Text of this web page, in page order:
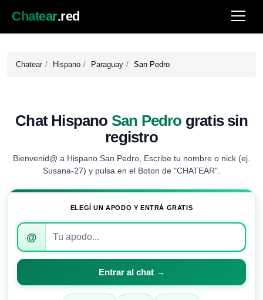
Chatear.red
Chatear Hispano Paraguay San Pedro
Chat Hispano San Pedro gratis sin
registro
Bienvenid@ a Hispano San Pedro, Escribe tu nombre o nick (ej.
Susana-27) y pulsa en el Boton de "CHATEAR".
ELEGÍ UN APODO Y ENTRÁ GRATIS
Introduce
apodo
para
entrar
@
Entrar al chat →